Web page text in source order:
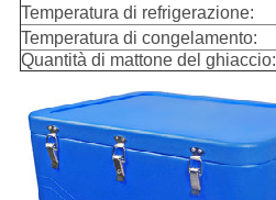
Temperatura di refrigerazione:
Temperatura di congelamento:
Quantità di mattone del ghiaccio: